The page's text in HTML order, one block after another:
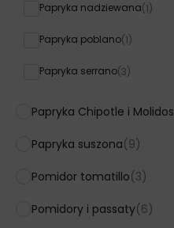
Papryka nadziewana(1)
Papryka poblano(1)
Papryka serrano(3)
Papryka Chipotle i Molidos
Papryka suszona(9)
Pomidor tomatillo(3)
Pomidory i passaty(6)